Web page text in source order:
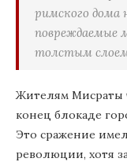
римского дома
повреждаемые
толстым слоем
Жителям Мисраты
конец блокаде
Это сражение
революции, хотя